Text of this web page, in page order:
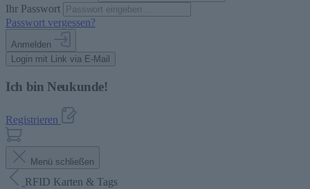
Ihr Passwort
Passwort vergessen?
Anmelden
Login mit Link via E-Mail
Ich bin Neukunde!
Registrieren
Menü schließen
RFID Karten & Tags